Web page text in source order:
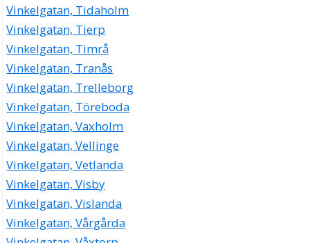
Vinkelgatan, Tidaholm
Vinkelgatan, Tierp
Vinkelgatan, Timrå
Vinkelgatan, Tranås
Vinkelgatan, Trelleborg
Vinkelgatan, Töreboda
Vinkelgatan, Vaxholm
Vinkelgatan, Vellinge
Vinkelgatan, Vetlanda
Vinkelgatan, Visby
Vinkelgatan, Vislanda
Vinkelgatan, Vårgårda